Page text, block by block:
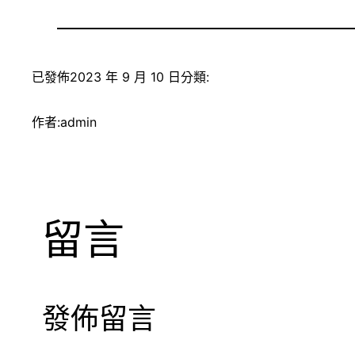
已發佈2023 年 9 月 10 日 分類:
作者:admin
留言
發佈留言